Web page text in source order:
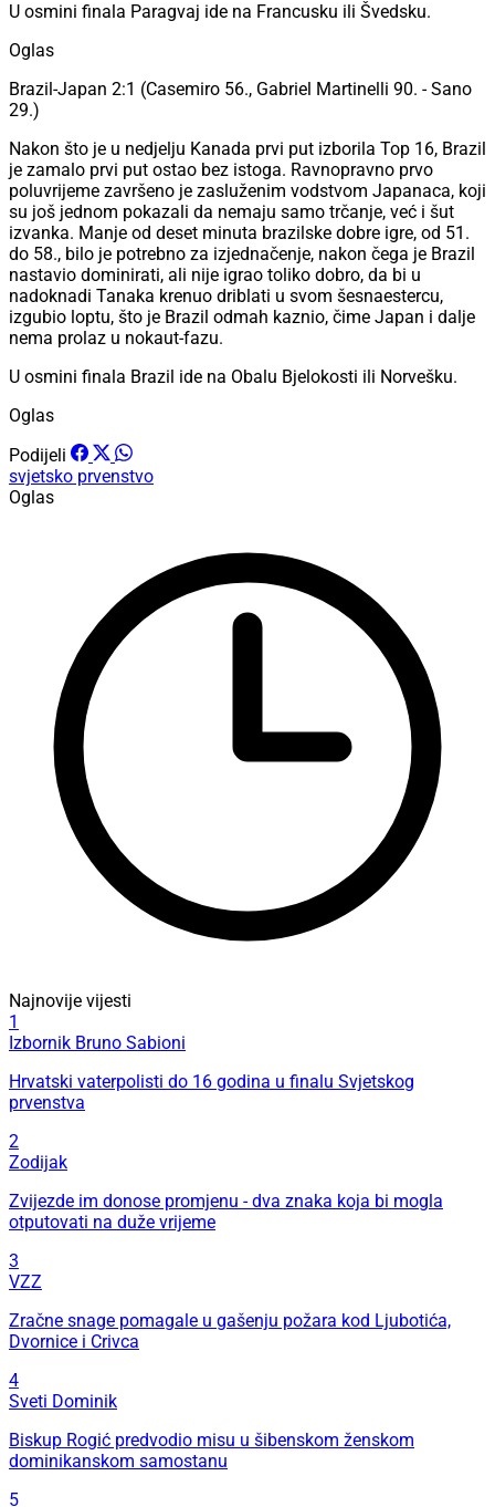
U osmini finala Paragvaj ide na Francusku ili Švedsku.
Oglas
Brazil-Japan 2:1 (Casemiro 56., Gabriel Martinelli 90. - Sano
29.)
Nakon što je u nedjelju Kanada prvi put izborila Top 16, Brazil
je zamalo prvi put ostao bez istoga. Ravnopravno prvo
poluvrijeme završeno je zasluženim vodstvom Japanaca, koji
su još jednom pokazali da nemaju samo trčanje, već i šut
izvanka. Manje od deset minuta brazilske dobre igre, od 51.
do 58., bilo je potrebno za izjednačenje, nakon čega je Brazil
nastavio dominirati, ali nije igrao toliko dobro, da bi u
nadoknadi Tanaka krenuo driblati u svom šesnaestercu,
izgubio loptu, što je Brazil odmah kaznio, čime Japan i dalje
nema prolaz u nokaut-fazu.
U osmini finala Brazil ide na Obalu Bjelokosti ili Norvešku.
Oglas
Podijeli
svjetsko prvenstvo
Oglas
Najnovije vijesti
1
Izbornik Bruno Sabioni
Hrvatski vaterpolisti do 16 godina u finalu Svjetskog
prvenstva
2
Zodijak
Zvijezde im donose promjenu - dva znaka koja bi mogla
otputovati na duže vrijeme
3
VZZ
Zračne snage pomagale u gašenju požara kod Ljubotića,
Dvornice i Crivca
4
Sveti Dominik
Biskup Rogić predvodio misu u šibenskom ženskom
dominikanskom samostanu
5